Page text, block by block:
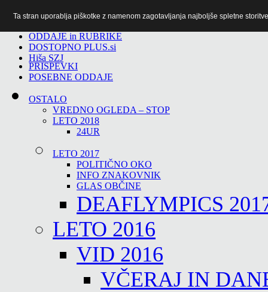
ODDAJE in RUBRIKE
DOSTOPNO PLUS.si
Hiša SZJ
PRISPEVKI
POSEBNE ODDAJE
OSTALO
VREDNO OGLEDA – STOP
LETO 2018
24UR
LETO 2017
POLITIČNO OKO
INFO ZNAKOVNIK
GLAS OBČINE
DEAFLYMPICS
LETO 2016
VID 2016
VČERAJ IN
Ta stran uporablja piškotke z namenom zagotavljanja najboljše spletne